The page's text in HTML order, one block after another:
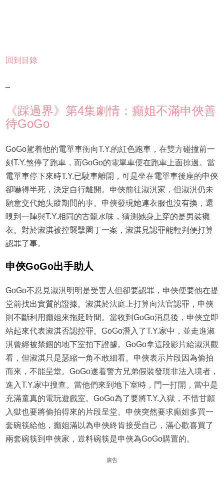
回到目錄
–
《踩過界》第4集劇情：癲姐不滿申俠善
待GoGo
GoGo駕着他的電單車衝向T.Y.的紅色跑車，在雙方碰撞前一
刻T.Y.煞停了跑車，而GoGo的電單車便在跑車上面掠過。當
電單車停下來時T.Y.已駛車離開，可是坐在電單車後座的申俠
卻嚇得半死，決定自行離開。申俠前往淑淇家，但淑淇仍未
願意交代她失蹤期間的事。申俠發現她連衣服也沒有換，還
嗅到一陣與T.Y.相同的古龍水味，猜測她身上穿的是男裝襯
衣。對於淑淇被控襲擊園丁一案，淑淇見認罪能輕判便打算
認罪了事。
申俠GoGo出手助人
GoGo不忍見淑淇明明是受害人但卻要認罪，申俠便要他在提
堂前找出實質的證據。淑淇於法庭上打算向法官認罪，申俠
則不斷利用癲姐來拖延時間。當收到GoGo消息後，申俠立即
站起來代表淑淇否認控罪。GoGo潛入了T.Y.家中，並走進淑
淇曾經被禁錮的地下室拍下證據。GoGo拿這段影片給淑淇觀
看，但淑淇只是瑟縮一角不敢細看。申俠表示片段因為偷拍
而來，不能呈堂。GoGo遂着警方兄弟假裝發現非法入境者，
進入T.Y.家中搜查。當他們來到地下室時，門一打開，當中是
充滿童真的電玩遊戲室。GoGo為了要將T.Y.入獄，不惜甘願
入獄也要將偷拍得來的片段呈堂。申俠突然要求癲姐多買一
套碗筷給他，癲姐滿以為申俠終肯接受自己，滿心歡喜買了
兩套碗筷到申俠家，豈料碗筷是申俠為GoGo購置的。
廣告